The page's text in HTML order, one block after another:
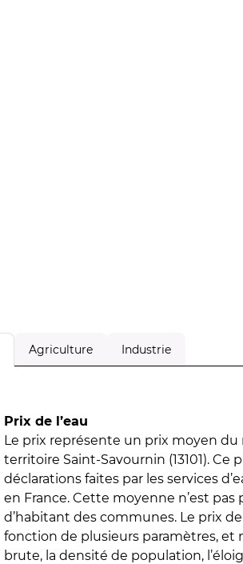
Agriculture Industrie
Prix de l’eau
Le prix représente un prix moyen du
territoire Saint-Savournin (13101). Ce
déclarations faites par les services
en France. Cette moyenne n’est
d’habitant des communes. Le prix
fonction de plusieurs paramètres, et
brute, la densité de population,